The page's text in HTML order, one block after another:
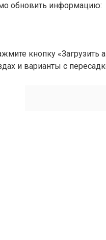
обновить информацию:
кнопку «Загрузить
и варианты с